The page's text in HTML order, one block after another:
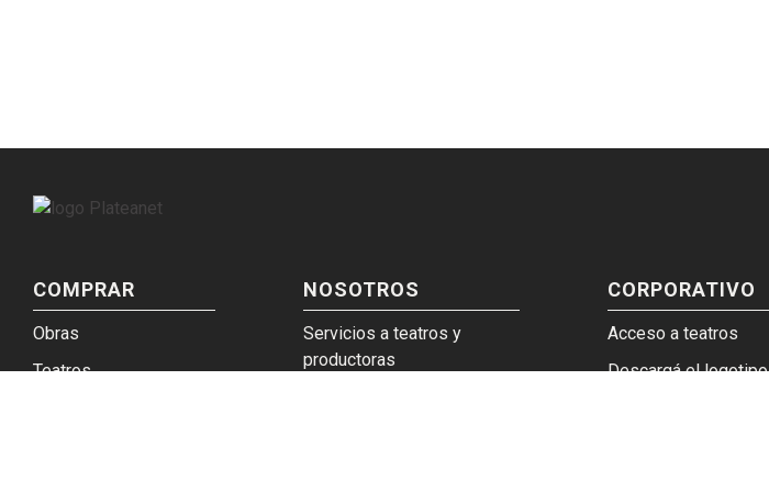
COMPRAR
Obras
Teatros
NOSOTROS
Servicios a teatros y
productoras
CORPORATIVO
Acceso a teatros
Descargá el logotipo